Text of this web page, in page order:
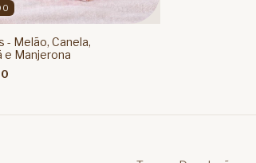
- Melão, Canela,
e Manjerona